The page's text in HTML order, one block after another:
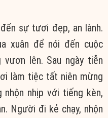
sự tươi đẹp, an lành.
xuân để nói đến cuộc
lên. Sau ngày tiễn
làm tiệc tất niên mừng
nhộn nhịp với tiếng kèn,
Người đi kẻ chạy, nhộn